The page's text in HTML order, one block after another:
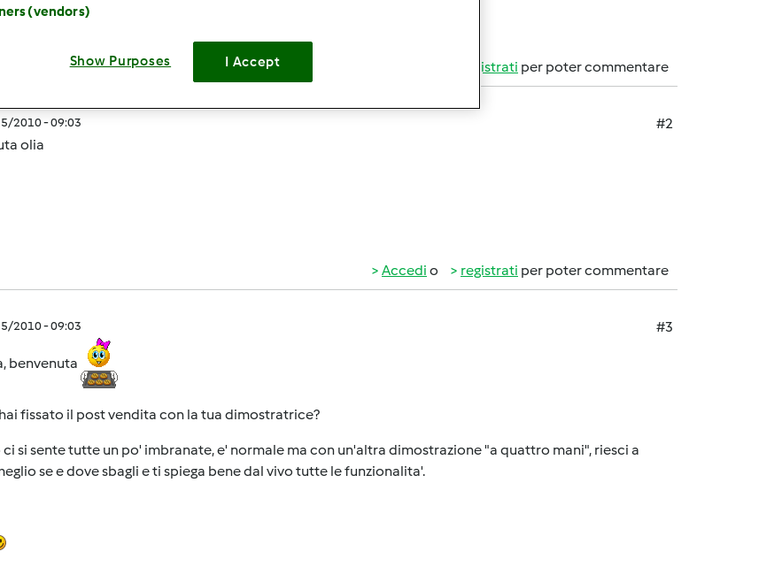
cuore e buona giornata.
registrati per poter commentare
2010 - 09:03
#2
olia
Accedi o registrati per poter commentare
2010 - 09:03 #3
benvenuta
fissato il post vendita con la tua dimostratrice?
ci si sente tutte un po' imbranate, e' normale ma con un'altra dimostrazione "a quattro mani", riesci a
se e dove sbagli e ti spiega bene dal vivo tutte le funzionalita'.
(vendors)
Show Purposes I Accept